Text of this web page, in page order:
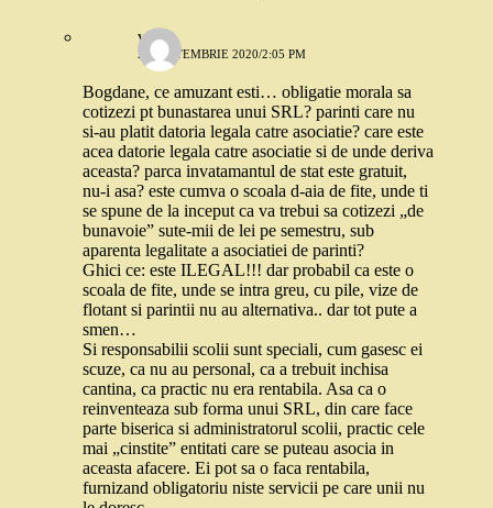
vio
22 SEPTEMBRIE 2020/2:05 PM
Bogdane, ce amuzant esti… obligatie morala sa
cotizezi pt bunastarea unui SRL? parinti care nu
si-au platit datoria legala catre asociatie? care este
acea datorie legala catre asociatie si de unde deriva
aceasta? parca invatamantul de stat este gratuit,
nu-i asa? este cumva o scoala d-aia de fite, unde ti
se spune de la inceput ca va trebui sa cotizezi „de
bunavoie” sute-mii de lei pe semestru, sub
aparenta legalitate a asociatiei de parinti?
Ghici ce: este ILEGAL!!! dar probabil ca este o
scoala de fite, unde se intra greu, cu pile, vize de
flotant si parintii nu au alternativa.. dar tot pute a
smen…
Si responsabilii scolii sunt speciali, cum gasesc ei
scuze, ca nu au personal, ca a trebuit inchisa
cantina, ca practic nu era rentabila. Asa ca o
reinventeaza sub forma unui SRL, din care face
parte biserica si administratorul scolii, practic cele
mai „cinstite” entitati care se puteau asocia in
aceasta afacere. Ei pot sa o faca rentabila,
furnizand obligatoriu niste servicii pe care unii nu